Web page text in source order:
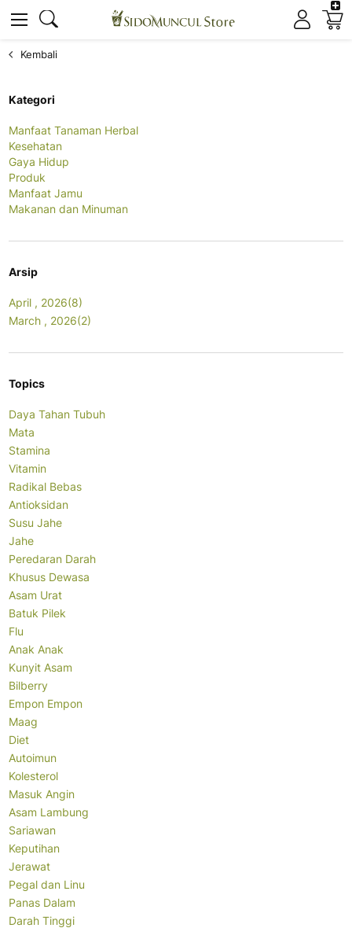
Kembali
Kategori
Manfaat Tanaman Herbal
Kesehatan
Gaya Hidup
Produk
Manfaat Jamu
Makanan dan Minuman
Arsip
April , 2026(8)
March , 2026(2)
Topics
Daya Tahan Tubuh
Mata
Stamina
Vitamin
Radikal Bebas
Antioksidan
Susu Jahe
Jahe
Peredaran Darah
Khusus Dewasa
Asam Urat
Batuk Pilek
Flu
Anak Anak
Kunyit Asam
Bilberry
Empon Empon
Maag
Diet
Autoimun
Kolesterol
Masuk Angin
Asam Lambung
Sariawan
Keputihan
Jerawat
Pegal dan Linu
Panas Dalam
Darah Tinggi